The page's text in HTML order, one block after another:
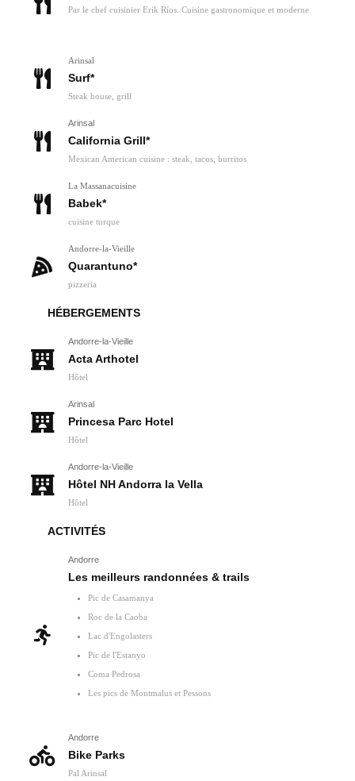
Par le chef cuisinier Erik Ríos. Cuisine gastronomique et moderne
Arinsal
Surf*
Steak house, grill
Arinsal
California Grill*
Mexican American cuisine : steak, tacos, burritos
La Massanacuisine
Babek*
cuisine turque
Andorre-la-Vieille
Quarantuno*
pizzeria
HÉBERGEMENTS
Andorre-la-Vieille
Acta Arthotel
Hôtel
Arinsal
Princesa Parc Hotel
Hôtel
Andorre-la-Vieille
Hôtel NH Andorra la Vella
Hôtel
ACTIVITÉS
Andorre
Les meilleurs randonnées & trails
Pic de Casamanya
Roc de la Caoba
Lac d'Engolasters
Pic de l'Estanyo
Coma Pedrosa
Les pics de Montmalus et Pessons
Andorre
Bike Parks
Pal Arinsal